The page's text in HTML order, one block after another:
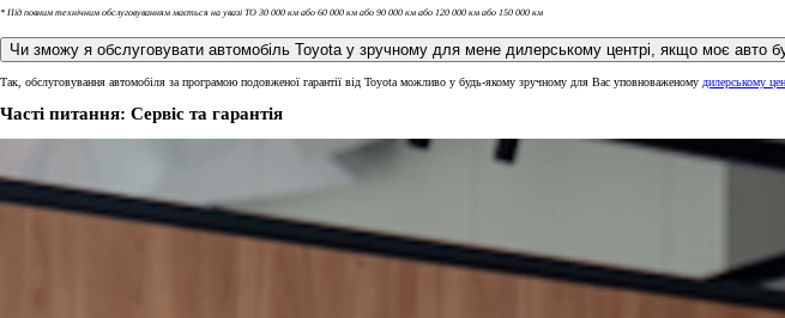
Від
Розміщена на цьому сайті інформація щодо наявності, характеристик продукції, рекомендованих цін, інших умов її
не бути остаточною і підлягає уточненню у відповідного дилерського центру Toyota.
* Під повним технічним обслуговуванням мається на увазі ТО 30 000 км або 60 000 км або 90 000 км або 120 000 км або 150 000 км
Так, обслуговування автомобіля за програмою подовженої гарантії від Toyota можливо у будь-якому зручному для Вас уповноваженому дилерському
Часті питання: Сервіс та гарантія